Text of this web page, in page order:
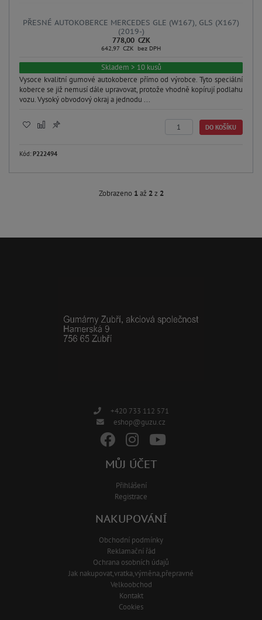
PŘESNÉ AUTOKOBERCE MERCEDES GLE (W167), GLS (X167)
(2019-)
778,00 CZK
642,97 CZK bez DPH
Skladem > 10 kusů
Vysoce kvalitní gumové autokoberce přímo od výrobce. Tyto speciální
koberce se již nemusí dále upravovat, protože vhodně kopírují podlahu
vozu. Vysoký obvodový okraj a jednodu ...
DO KOŠÍKU
Kód: P222494
Zobrazeno 1až 2z 2
+420 733 112 571
eshop@guzu.cz
MŮJ ÚČET
Přihlášení
Registrace
NAKUPOVÁNÍ
Obchodní podmínky
Reklamační řád
Ochrana osobních údajů
Jak nakupovat,vratka,výměna,přepravné
Velkoobchod
Kontakt
Cookies